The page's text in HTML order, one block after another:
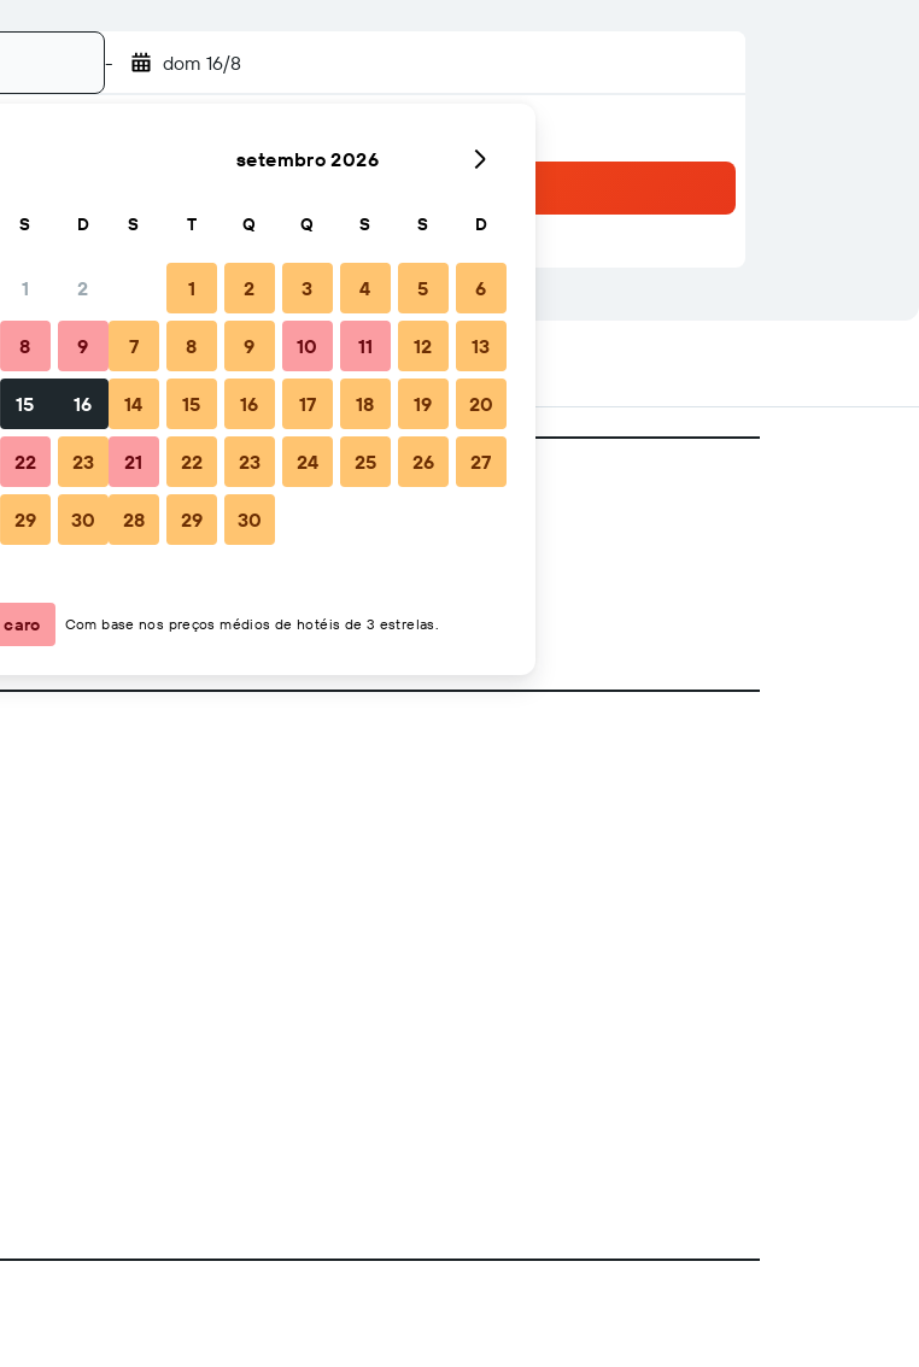
- dom 16/8
frequentes Alojamentos próximos
1 quarto
S D
1 2
8 9
15 16
22 23
29 30
setembro 2026
S T Q Q S S D
1 2 3 4 5 6
7 8 9 10 11 12 13
14 15 16 17 18 19 20
21 22 23 24 25 26 27
28 29 30
Com base nos preços médios de hotéis de 3 estrelas.